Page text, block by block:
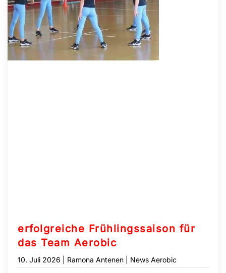
erfolgreiche Frühlingssaison für
das Team Aerobic
10. Juli 2026 | Ramona Antenen | News Aerobic